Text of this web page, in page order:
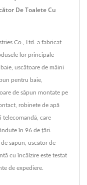
De Toalete Cu
Co., Ltd. a fabricat
lor principale
uscătoare de mâini
pentru baie,
de săpun montate pe
robinete de apă
telecomandă, care
în 96 de țări.
săpun, uscător de
cu încălzire este testat
de expediere.